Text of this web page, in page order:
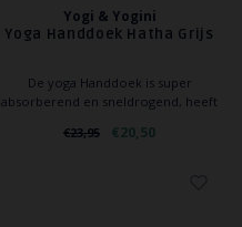
Yogi & Yogini
Yoga Handdoek Hatha Grijs
De yoga Handdoek is super
absorberend en sneldrogend, heeft
antibacterieel en ideaal voor alle
€23,95 €20,50